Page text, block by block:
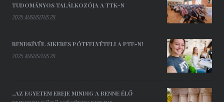
TUDOMÁNYOS TALÁLKOZÓJA A TTK-N
2025. AUGUSZTUS 29.
RENDKÍVÜL SIKERES PÓTFELVÉTELI A PTE-N!
2025. AUGUSZTUS 29.
„AZ EGYETEM EREJE MINDIG A BENNE ÉLŐ